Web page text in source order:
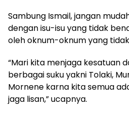
Sambung Ismail, jangan
dengan isu-isu yang tidak
oleh oknum-oknum yang
“Mari kita menjaga kesatuan
berbagai suku yakni Tolaki,
Mornene karna kita semua
jaga lisan,” ucapnya.